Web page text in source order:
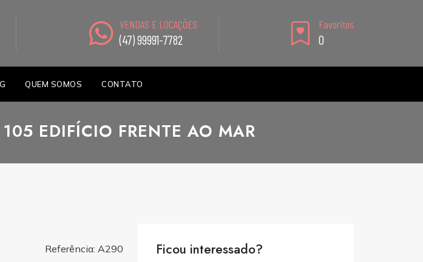
VENDAS E LOCAÇÕES
(47) 99991-7782
Favoritos
0
QUEM SOMOS CONTATO
EDIFÍCIO FRENTE AO MAR
Referência: A290 Ficou interessado?